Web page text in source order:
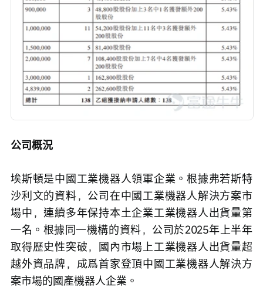
公司概況
埃斯頓是中國工業機器人領軍企業。根據弗若斯特
沙利文的資料，公司在中國工業機器人解決方案市
場中，連續多年保持本土企業工業機器人出貨量第
一名。根據同一機構的資料，公司於2025年上半年
取得歷史性突破，國內市場上工業機器人出貨量超
越外資品牌，成爲首家登頂中國工業機器人解決方
案市場的國產機器人企業。